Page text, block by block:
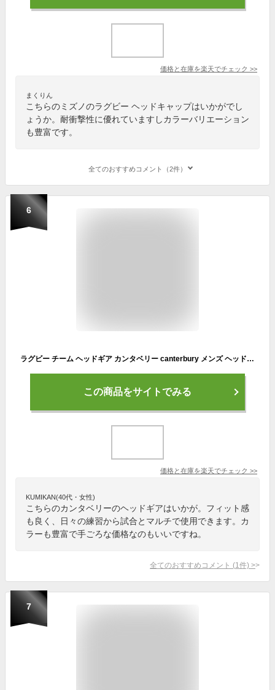
価格と在庫を楽天でチェック >>
まくりん
こちらのミズノのラグビー ヘッドキャップはいかがでし
ょうか。耐衝撃性に優れていますしカラーバリエーション
も豊富です。
全てのおすすめコメント（2件）
6
ラグビー チーム ヘッドギア カンタベリー canterbury メンズ ヘッドキャップ プロテクター WORLD RUGBY認定 試合 練習 部活/AA02168【RKap】
この商品をサイトでみる
価格と在庫を楽天でチェック >>
KUMIKAN(40代・女性)
こちらのカンタベリーのヘッドギアはいかが。フィット感
も良く、日々の練習から試合とマルチで使用できます。カ
ラーも豊富で手ごろな価格なのもいいですね。
全てのおすすめコメント (1 件) >
7